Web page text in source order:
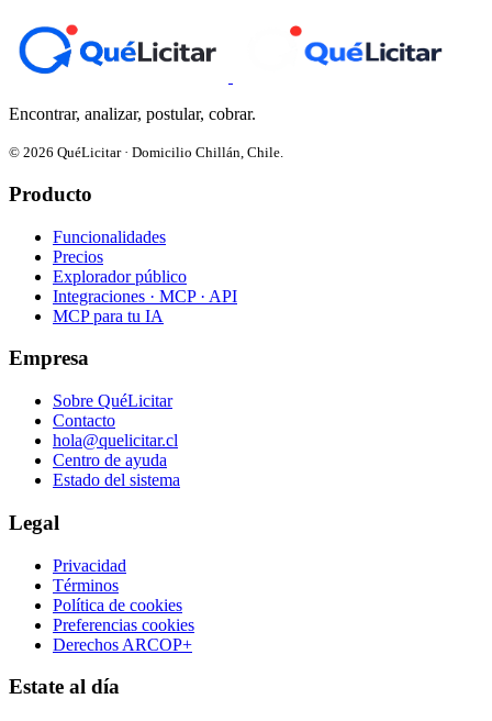
Encontrar, analizar, postular, cobrar.
© 2026 QuéLicitar · Domicilio Chillán, Chile.
Producto
Funcionalidades
Precios
Explorador público
Integraciones · MCP · API
MCP para tu IA
Empresa
Sobre QuéLicitar
Contacto
hola@quelicitar.cl
Centro de ayuda
Estado del sistema
Legal
Privacidad
Términos
Política de cookies
Preferencias cookies
Derechos ARCOP+
Estate al día